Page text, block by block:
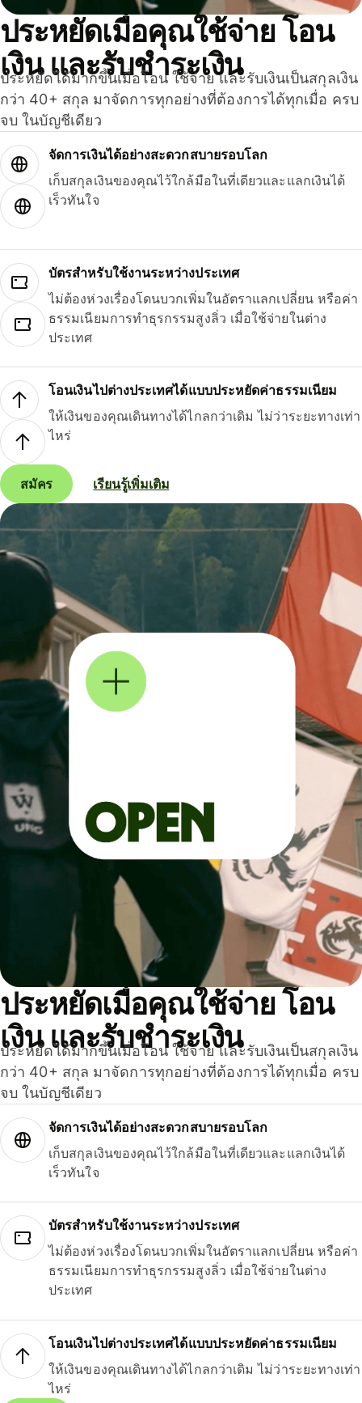
ประหยัดเมื่อคุณใช้จ่าย โอน
เงิน และรับชำระเงิน
ประหยัดได้มากขึ้นเมื่อโอน ใช้จ่าย และรับเงินเป็นสกุลเงิน
กว่า 40+ สกุล มาจัดการทุกอย่างที่ต้องการได้ทุกเมื่อ ครบ
จบ ในบัญชีเดียว
จัดการเงินได้อย่างสะดวกสบายรอบโลก
เก็บสกุลเงินของคุณไว้ใกล้มือในที่เดียวและแลกเงินได้
เร็วทันใจ
บัตรสำหรับใช้งานระหว่างประเทศ
ไม่ต้องห่วงเรื่องโดนบวกเพิ่มในอัตราแลกเปลี่ยน หรือค่า
ธรรมเนียมการทำธุรกรรมสูงลิ่ว เมื่อใช้จ่ายในต่าง
ประเทศ
โอนเงินไปต่างประเทศได้แบบประหยัดค่าธรรมเนียม
ให้เงินของคุณเดินทางได้ไกลกว่าเดิม ไม่ว่าระยะทางเท่า
ไหร่
สมัคร เรียนรู้เพิ่มเติม
ประหยัดเมื่อคุณใช้จ่าย โอน
เงิน และรับชำระเงิน
ประหยัดได้มากขึ้นเมื่อโอน ใช้จ่าย และรับเงินเป็นสกุลเงิน
กว่า 40+ สกุล มาจัดการทุกอย่างที่ต้องการได้ทุกเมื่อ ครบ
จบ ในบัญชีเดียว
จัดการเงินได้อย่างสะดวกสบายรอบโลก
เก็บสกุลเงินของคุณไว้ใกล้มือในที่เดียวและแลกเงินได้
เร็วทันใจ
บัตรสำหรับใช้งานระหว่างประเทศ
ไม่ต้องห่วงเรื่องโดนบวกเพิ่มในอัตราแลกเปลี่ยน หรือค่า
ธรรมเนียมการทำธุรกรรมสูงลิ่ว เมื่อใช้จ่ายในต่าง
ประเทศ
โอนเงินไปต่างประเทศได้แบบประหยัดค่าธรรมเนียม
ให้เงินของคุณเดินทางได้ไกลกว่าเดิม ไม่ว่าระยะทางเท่า
ไหร่